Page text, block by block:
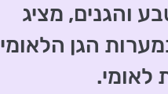
והגנים, מציג
הגן הלאומי
לאומי.